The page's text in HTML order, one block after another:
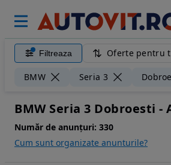
Filtreaza Oferte pentru
BMW Seria 3
BMW Seria 3 Dobroesti
Număr de anunțuri: 330
Cum sunt organizate anunturile?